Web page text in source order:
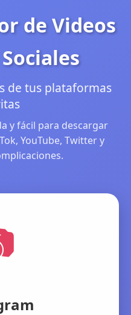
de Videos
de tus plataformas
y fácil para descargar
YouTube, Twitter y